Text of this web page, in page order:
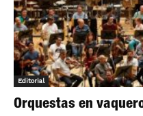
Editorial
Orquestas en